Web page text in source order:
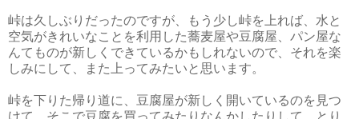
峠は久しぶりだったのですが、もう少し峠を上れば、水と
空気がきれいなことを利用した蕎麦屋や豆腐屋、パン屋な
んてものが新しくできているかもしれないので、それを楽
しみにして、また上ってみたいと思います。
峠を下りた帰り道に、豆腐屋が新しく開いているのを見つ
けて、そこで豆腐を買ってみたりなんかしたりして、とり